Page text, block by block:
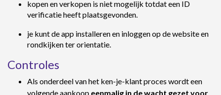
kopen en verkopen is niet mogelijk totdat een ID
verificatie heeft plaatsgevonden.
je kunt de app installeren en inloggen op de website en
rondkijken ter orientatie.
Controles
Als onderdeel van het ken-je-klant proces wordt een
volgende aankoop eenmalig in de wacht gezet voor